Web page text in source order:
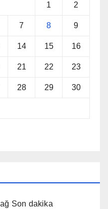
1 2
7 8 9
14 15 16
21 22 23
28 29 30
Son dakika